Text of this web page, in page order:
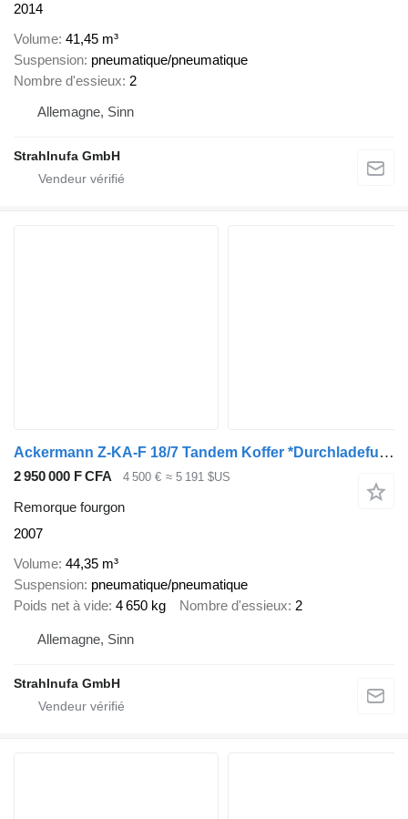
2014
Volume 41,45 m³
Suspension pneumatique/pneumatique
Nombre d'essieux 2
Allemagne, Sinn
Strahlnufa GmbH
Ackermann Z-KA-F 18/7 Tandem Koffer *Durchladefunktion*
2 950 000 F CFA 4 500 € ≈ 5 191 $US
Remorque fourgon
2007
Volume 44,35 m³
Suspension pneumatique/pneumatique
Poids net à vide 4 650 kg Nombre d'essieux 2
Allemagne, Sinn
Strahlnufa GmbH